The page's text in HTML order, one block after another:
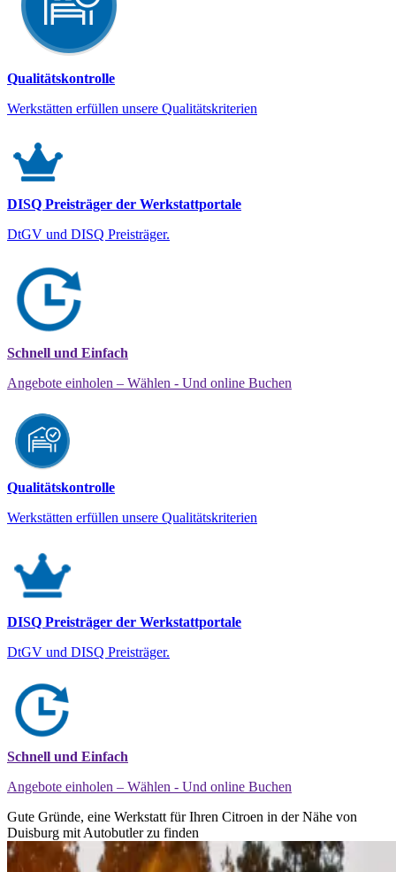
Qualitätskontrolle
Werkstätten erfüllen unsere Qualitätskriterien
DISQ Preisträger der Werkstattportale
DtGV und DISQ Preisträger.
Schnell und Einfach
Angebote einholen – Wählen - Und online Buchen
Qualitätskontrolle
Werkstätten erfüllen unsere Qualitätskriterien
DISQ Preisträger der Werkstattportale
DtGV und DISQ Preisträger.
Schnell und Einfach
Angebote einholen – Wählen - Und online Buchen
Gute Gründe, eine Werkstatt für Ihren Citroen in der Nähe von
Duisburg mit Autobutler zu finden